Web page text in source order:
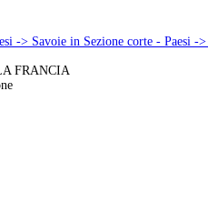
-> Savoie in Sezione corte - Paesi -
FRANCIA